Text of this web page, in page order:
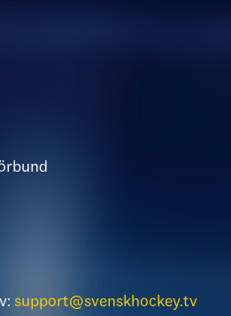
support@svenskhockey.tv